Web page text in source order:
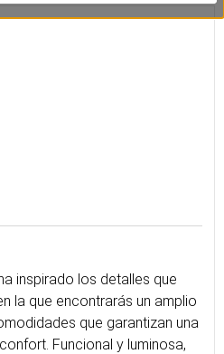
inspirado los detalles que
la que encontrarás un amplio
que garantizan una
Funcional y luminosa,